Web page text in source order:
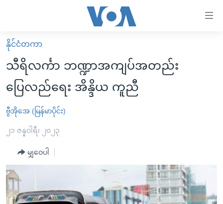
လွယ်ကူ
စေ
သည့်
Link
များ
ပင်မ
ကျော်
ကြည့်
ရန်
မူလစာမျက်နှာ
မြန်မာ
ကမ္ဘာ့သတင်းများ
နိုင်ငံတကာ
အမေရိကန်
အစ္စရေး-ပါလက်စတိုင်း
ဗွီဒီယို
သတင်းလွတ်လပ်ခွင့်
အင်္ဂလိပ်စာလေ့လာမယ်
အမေရိကန်သုံးအီဒီယံ
မကြေးမုံရဲ့ အင်္ဂလိပ်စာ
အပတ်စဉ်ကဏ္ဍများ
ရေဒီယို
ရေဒီယိုနှင့်ရုပ်သံ အချက်အလက်များ
နိုင်ငံတကာ
သီရိလင်္ကာ ဘဏ္ဍာအကျပ်အတည်း
ပြေလည်ရေး အိန္ဒိယ ကူညီ
ဗွီအိုအေ (မြန်မာပိုင်း)
၂၁ ဇန္နဝါရီ၊ ၂၀၂၃
မျှဝေပါ